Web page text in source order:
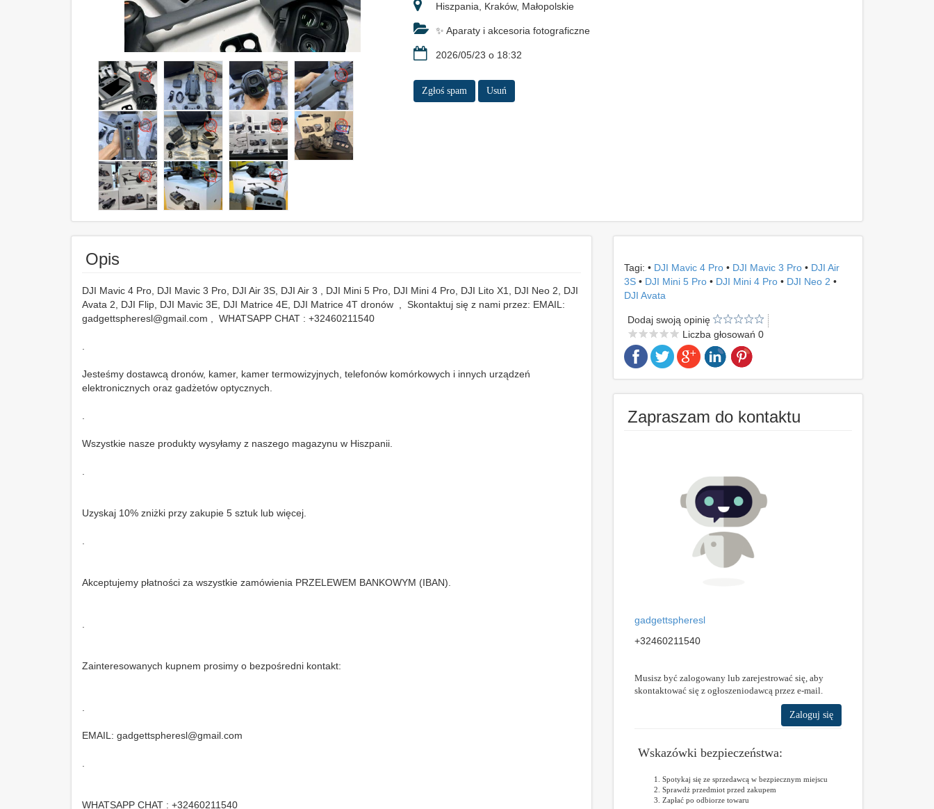
Hiszpania, Kraków, Małopolskie
✨ Aparaty i akcesoria fotograficzne
2026/05/23 o 18:32
Zgłoś spam Usuń
Opis
DJI Mavic 4 Pro, DJI Mavic 3 Pro, DJI Air 3S, DJI Air 3 , DJI Mini 5 Pro, DJI Mini 4 Pro, DJI Lito X1, DJI Neo 2, DJI
Avata 2, DJI Flip, DJI Mavic 3E, DJI Matrice 4E, DJI Matrice 4T dronów , Skontaktuj się z nami przez: EMAIL:
gadgettspheresl@gmail.com , WHATSAPP CHAT : +32460211540
.
Jesteśmy dostawcą dronów, kamer, kamer termowizyjnych, telefonów komórkowych i innych urządzeń
elektronicznych oraz gadżetów optycznych.
.
Wszystkie nasze produkty wysyłamy z naszego magazynu w Hiszpanii.
.
Uzyskaj 10% zniżki przy zakupie 5 sztuk lub więcej.
.
Akceptujemy płatności za wszystkie zamówienia PRZELEWEM BANKOWYM (IBAN).
.
Zainteresowanych kupnem prosimy o bezpośredni kontakt:
.
EMAIL: gadgettspheresl@gmail.com
.
WHATSAPP CHAT : +32460211540
Tagi: • DJI Mavic 4 Pro • DJI Mavic 3 Pro • DJI Air
3S • DJI Mini 5 Pro • DJI Mini 4 Pro • DJI Neo 2 •
DJI Avata
Dodaj swoją opinię
Liczba głosowań 0
Zapraszam do kontaktu
gadgettspheresl
+32460211540
Musisz być zalogowany lub zarejestrować się, aby
skontaktować się z ogłoszeniodawcą przez e-mail.
Zaloguj się
Wskazówki bezpieczeństwa:
Spotykaj się ze sprzedawcą w bezpiecznym miejscu
Sprawdż przedmiot przed zakupem
Zapłać po odbiorze towaru